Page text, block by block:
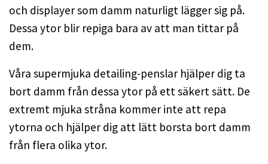
och displayer som damm naturligt lägger sig på.
Dessa ytor blir repiga bara av att man tittar på
dem.
Våra supermjuka detailing-penslar hjälper dig ta
bort damm från dessa ytor på ett säkert sätt. De
extremt mjuka stråna kommer inte att repa
ytorna och hjälper dig att lätt borsta bort damm
från flera olika ytor.